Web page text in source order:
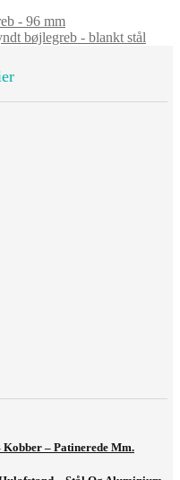
- 96 mm
bøjlegreb - blankt stål
Kobber – Patinerede Mm.